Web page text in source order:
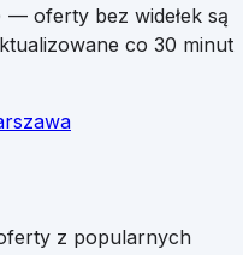
oferty bez widełek są
co 30 minut
z popularnych